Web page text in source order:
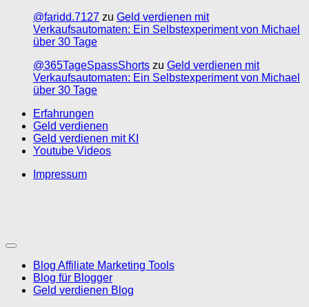
@faridd.7127 zu Geld verdienen mit
Verkaufsautomaten: Ein Selbstexperiment von Michael
über 30 Tage
@365TageSpassShorts zu Geld verdienen mit
Verkaufsautomaten: Ein Selbstexperiment von Michael
über 30 Tage
Erfahrungen
Geld verdienen
Geld verdienen mit KI
Youtube Videos
Impressum
Blog Affiliate Marketing Tools
Blog für Blogger
Geld verdienen Blog